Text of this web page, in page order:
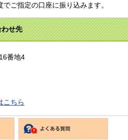
ご指定の口座に振り込みます。
せ先
番地4
こちら